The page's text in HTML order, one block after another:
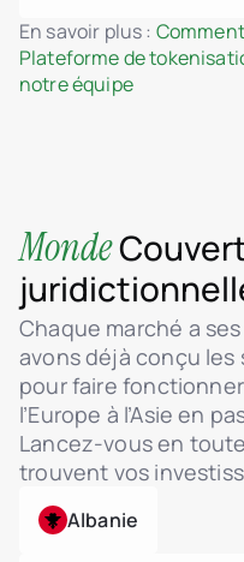
En savoir plus :
Plateforme de
notre équipe
Monde
Chaque marché a
avons déjà conçu
pour faire
l’Europe à l’Asie en
Lancez-vous en
trouvent vos
Albanie